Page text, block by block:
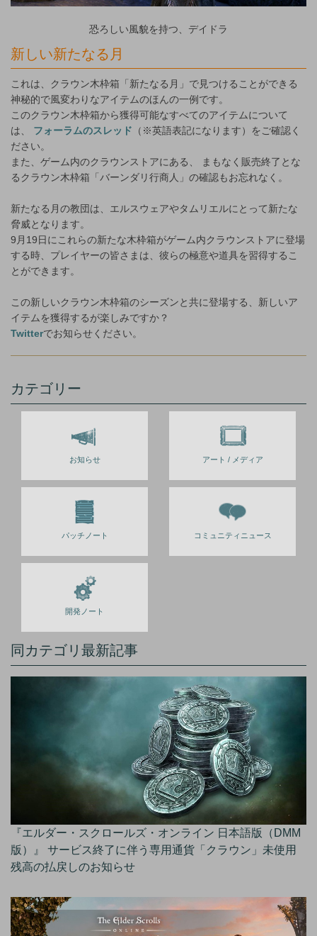
恐ろしい風貌を持つ、デイドラ
新しい新たなる月
これは、クラウン木枠箱「新たなる月」で見つけることができる
神秘的で風変わりなアイテムのほんの一例です。
このクラウン木枠箱から獲得可能なすべてのアイテムについて
は、 フォーラムのスレッド （※英語表記になります）をご確認く
ださい。
また、ゲーム内のクラウンストアにある、 まもなく販売終了とな
るクラウン木枠箱「バーンダリ行商人」の確認もお忘れなく。
新たなる月の教団は、エルスウェアやタムリエルにとって新たな
脅威となります。
9月19日にこれらの新たな木枠箱がゲーム内クラウンストアに登場
する時、プレイヤーの皆さまは、彼らの極意や道具を習得するこ
とができます。
この新しいクラウン木枠箱のシーズンと共に登場する、新しいア
イテムを獲得するが楽しみですか？
Twitterでお知らせください。
カテゴリー
お知らせ アート / メディア
パッチノート コミュニティニュース
開発ノート
同カテゴリ最新記事
『エルダー・スクロールズ・オンライン 日本語版（DMM
版）』 サービス終了に伴う専用通貨「クラウン」未使用
残高の払戻しのお知らせ